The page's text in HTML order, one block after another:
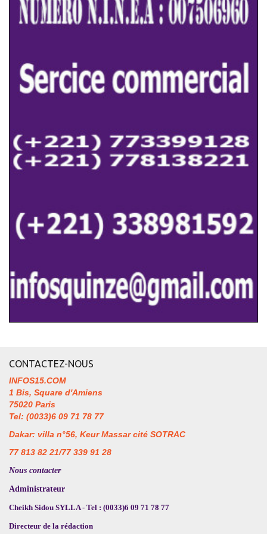
CONTACTEZ-NOUS
INFOS15.COM
1 Bis, Square d'Amiens
75020 Paris
Tel: (0033)6 09 71 78 77
Dakar: villa n°56, Keur Massar cité SOTRAC
77 813 82 21/77 339 91 28
Nous contacter
Administrateur
Cheikh Sidou SYLLA - Tel : (0033)6 09 71 78 77
Directeur de la rédaction